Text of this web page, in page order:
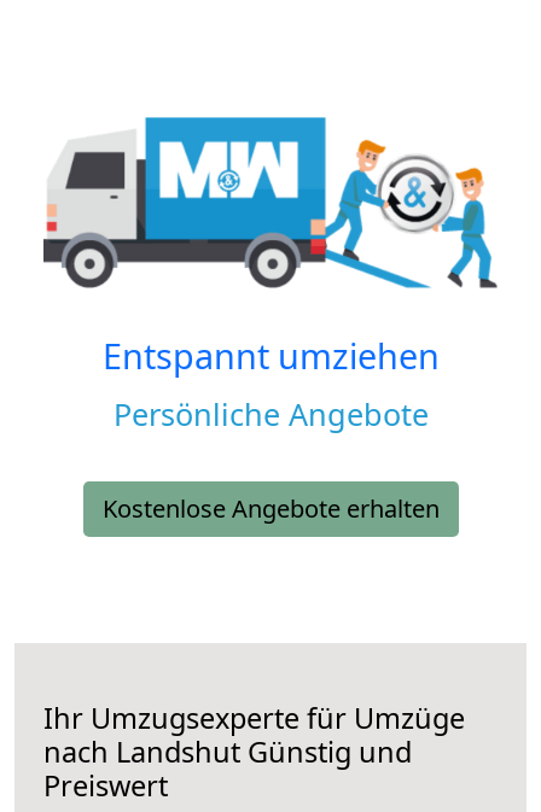
Entspannt umziehen
Persönliche Angebote
Kostenlose Angebote erhalten
Ihr Umzugsexperte für Umzüge
nach Landshut Günstig und
Preiswert